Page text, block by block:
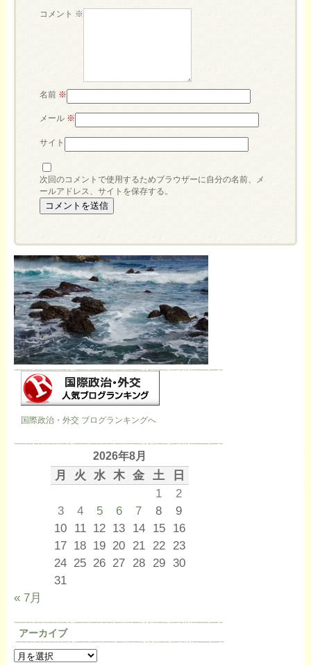
コメント ※
名前 ※
メール ※
サイト
次回のコメントで使用するためブラウザーに自分の名前、メ
ールアドレス、サイトを保存する。
国際政治・外交 ブログランキングへ
2026年8月
月 火 水 木 金 土
日
1
2
3
4 5 6 7 8
9
10 11 12 13 14 15
16
17 18 19 20 21 22
23
24 25 26 27 28 29 30
31
« 7月
アーカイブ